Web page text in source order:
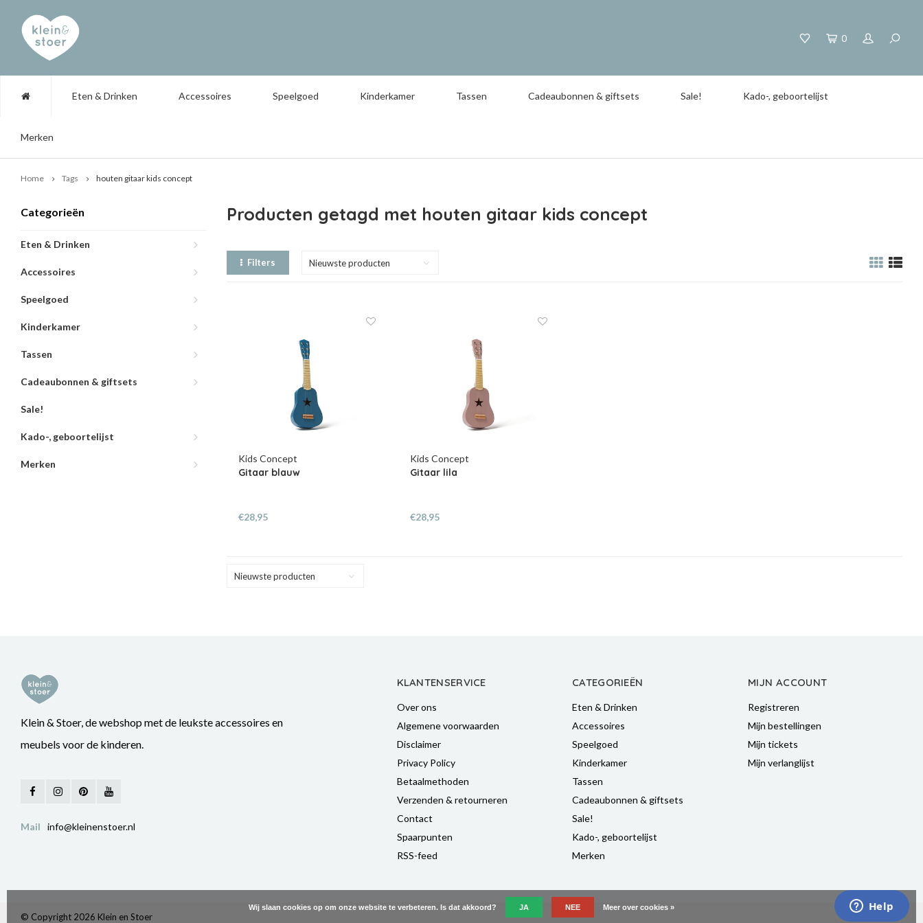
0
Eten & Drinken Accessoires Speelgoed Kinderkamer Tassen Cadeaubonnen & giftsets Sale! Kado-, geboortelijst
Merken
Home Tags houten gitaar kids concept
Categorieën
Eten & Drinken
Accessoires
Speelgoed
Kinderkamer
Tassen
Cadeaubonnen & giftsets
Sale!
Kado-, geboortelijst
Merken
Producten getagd met houten gitaar kids concept
Filters Nieuwste producten
Kids Concept
Gitaar blauw
€28,95
Kids Concept
Gitaar lila
€28,95
Nieuwste producten
Klein & Stoer, de webshop met de leukste accessoires en
meubels voor de kinderen.
Mail info@kleinenstoer.nl
KLANTENSERVICE
Over ons
Algemene voorwaarden
Disclaimer
Privacy Policy
Betaalmethoden
Verzenden & retourneren
Contact
Spaarpunten
RSS-feed
CATEGORIEËN
Eten & Drinken
Accessoires
Speelgoed
Kinderkamer
Tassen
Cadeaubonnen & giftsets
Sale!
Kado-, geboortelijst
Merken
MIJN ACCOUNT
Registreren
Mijn bestellingen
Mijn tickets
Mijn verlanglijst
© Copyright 2026 Klein en Stoer
Wij slaan cookies op om onze website te verbeteren. Is dat akkoord? JA NEE Meer over cookies »